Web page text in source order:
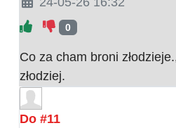
0
Co za cham broni
złodziej.
Do #11